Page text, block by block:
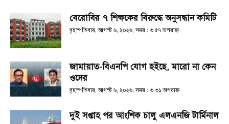
বেরোবির ৭ শিক্ষকের বিরুদ্ধে অনুসন্ধান কমিটি
বৃহস্পতিবার, আগস্ট ৬, ২০২৬; সময় : ৩:৫৭ অপরাহ্ণ
জামায়াত-বিএনপি যোগ হইছে, মারো না কেন
ওদের
বৃহস্পতিবার, আগস্ট ৬, ২০২৬; সময় : ৩:৩১ অপরাহ্ণ
দুই সপ্তাহ পর আংশিক চালু এলএনজি টার্মিনাল